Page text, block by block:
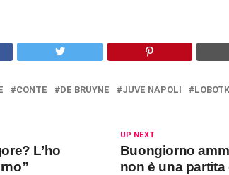
CONTE DE BRUYNE JUVE NAPOLI
UP NEXT
Buongiorno
non è una partita
L’ho